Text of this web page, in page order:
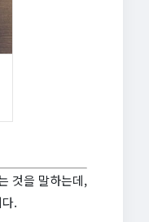
것을 말하는데,
.